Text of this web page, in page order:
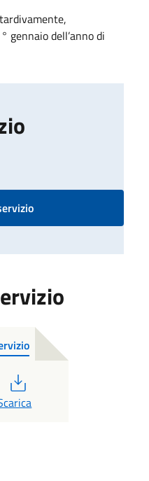
gennaio dell’anno di